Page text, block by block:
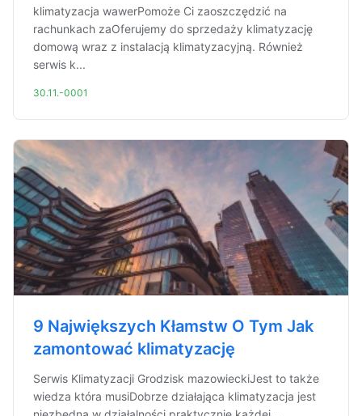
klimatyzacja wawerPomoże Ci zaoszczędzić na
rachunkach zaOferujemy do sprzedaży klimatyzację
domową wraz z instalacją klimatyzacyjną. Również
serwis k...
30.11.-0001
9 Największych Kłamstw O Tym Jak
zamontować klimatyzację
Serwis Klimatyzacji Grodzisk mazowieckiJest to także
wiedza która musiDobrze działająca klimatyzacja jest